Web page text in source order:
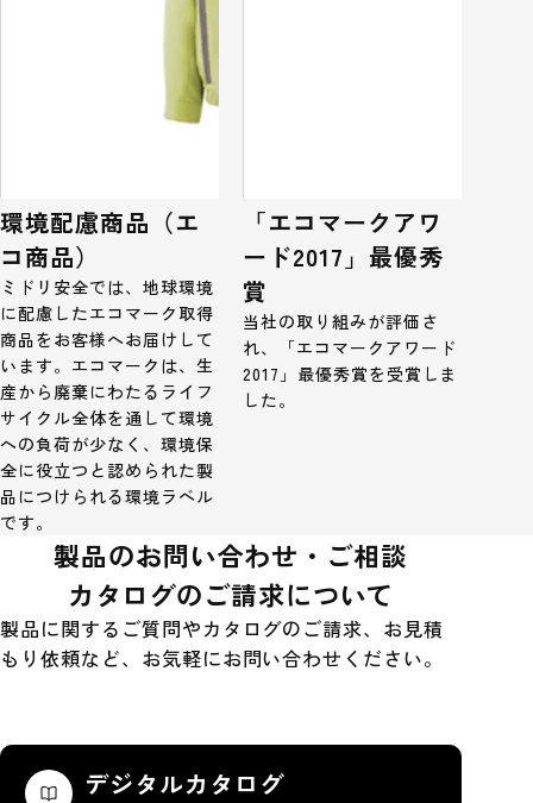
環境配慮商品（エ
コ商品）
ミドリ安全では、地球環境
に配慮したエコマーク取得
商品をお客様へお届けして
います。エコマークは、生
産から廃棄にわたるライフ
サイクル全体を通して環境
への負荷が少なく、環境保
全に役立つと認められた製
品につけられる環境ラベル
です。
「エコマークアワ
ード2017」最優秀
賞
当社の取り組みが評価さ
れ、「エコマークアワード
2017」最優秀賞を受賞しま
した。
製品のお問い合わせ・ご相談
カタログのご請求について
製品に関するご質問やカタログのご請求、お見積
もり依頼など、お気軽にお問い合わせください。
デジタルカタログ